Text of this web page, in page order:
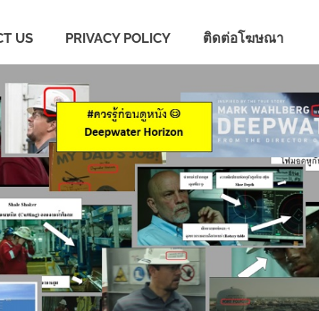
US PRIVACY POLICY ติดต่อโฆษณา